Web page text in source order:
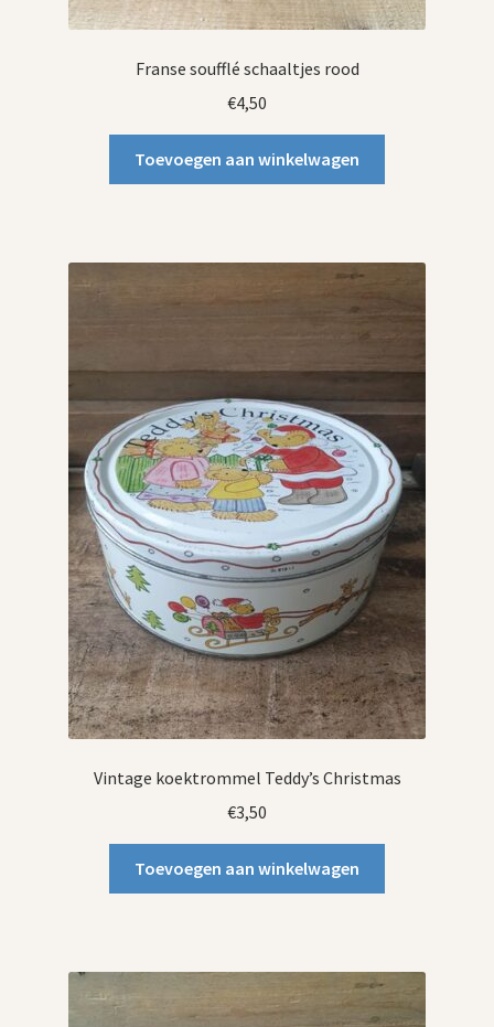
Franse soufflé schaaltjes rood
€4,50
Toevoegen aan winkelwagen
Vintage koektrommel Teddy’s Christmas
€3,50
Toevoegen aan winkelwagen